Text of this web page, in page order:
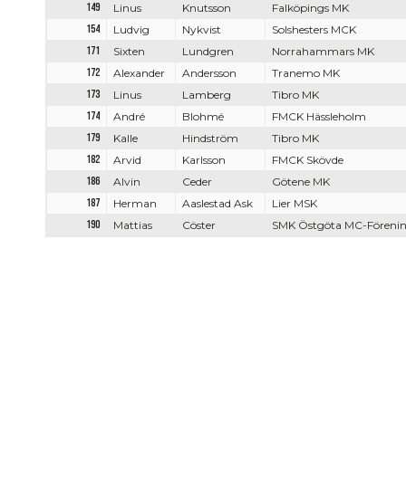
149
Linus Knutsson
Falköpings MK
154
Ludvig Nykvist
Solshesters MCK
171
Sixten Lundgren
Norrahammars MK
172
Alexander Andersson
Tranemo MK
173
Linus Lamberg
Tibro MK
174
André Blohmé
FMCK Hässleholm
179
Kalle Hindström
Tibro MK
182
Arvid Karlsson
FMCK Skövde
186
Alvin Ceder
Götene MK
187
Herman Aaslestad Ask
Lier MSK
190
Mattias Cöster SMK Östgöta MC-